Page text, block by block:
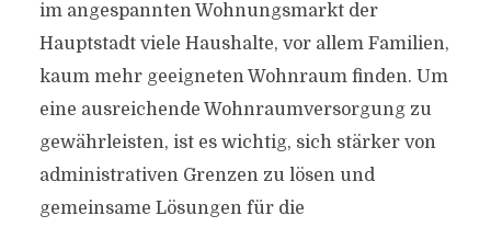
im angespannten Wohnungsmarkt der
Hauptstadt viele Haushalte, vor allem Familien,
kaum mehr geeigneten Wohnraum finden. Um
eine ausreichende Wohnraumversorgung zu
gewährleisten, ist es wichtig, sich stärker von
administrativen Grenzen zu lösen und
gemeinsame Lösungen für die